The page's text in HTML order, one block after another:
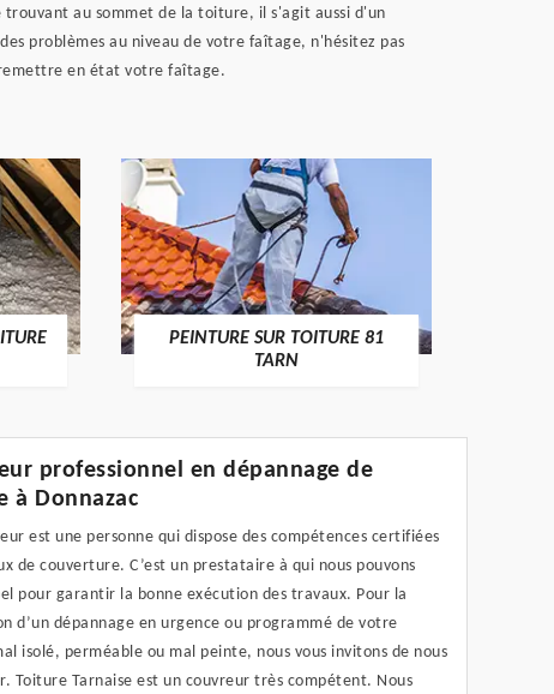
au sommet de la toiture, il s'agit aussi d'un
problèmes au niveau de votre faîtage, n'hésitez pas
en état votre faîtage.
PEINTURE SUR TOITURE 81
TARN
professionnel en dépannage de
à Donnazac
est une personne qui dispose des compétences certifiées
de couverture. C’est un prestataire à qui nous pouvons
pour garantir la bonne exécution des travaux. Pour la
d’un dépannage en urgence ou programmé de votre
isolé, perméable ou mal peinte, nous vous invitons de nous
Toiture Tarnaise est un couvreur très compétent. Nous